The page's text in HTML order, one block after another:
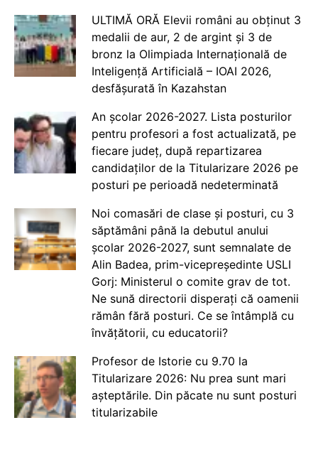
ULTIMĂ ORĂ Elevii români au obținut 3
medalii de aur, 2 de argint și 3 de
bronz la Olimpiada Internațională de
Inteligență Artificială – IOAI 2026,
desfășurată în Kazahstan
An școlar 2026-2027. Lista posturilor
pentru profesori a fost actualizată, pe
fiecare județ, după repartizarea
candidaților de la Titularizare 2026 pe
posturi pe perioadă nedeterminată
Noi comasări de clase și posturi, cu 3
săptămâni până la debutul anului
școlar 2026-2027, sunt semnalate de
Alin Badea, prim-vicepreședinte USLI
Gorj: Ministerul o comite grav de tot.
Ne sună directorii disperați că oamenii
rămân fără posturi. Ce se întâmplă cu
învățătorii, cu educatorii?
Profesor de Istorie cu 9.70 la
Titularizare 2026: Nu prea sunt mari
așteptările. Din păcate nu sunt posturi
titularizabile